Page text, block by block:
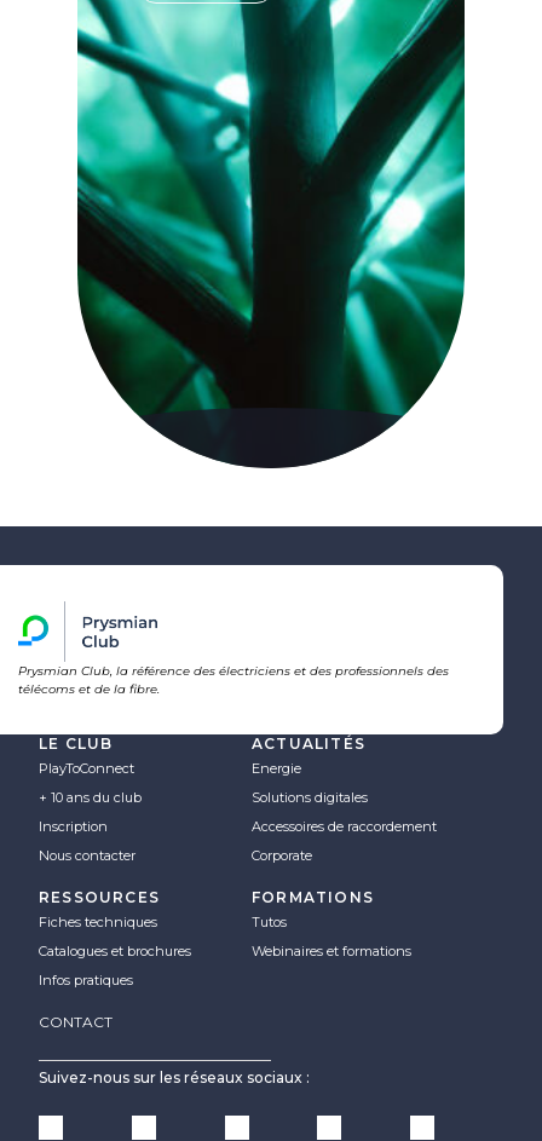
Prysmian Club, la référence des électriciens et des professionnels des
télécoms et de la fibre.
LE CLUB
PlayToConnect
+ 10 ans du club
Inscription
Nous contacter
ACTUALITÉS
Energie
Solutions digitales
Accessoires de raccordement
Corporate
RESSOURCES
Fiches techniques
Catalogues et brochures
Infos pratiques
FORMATIONS
Tutos
Webinaires et formations
CONTACT
Suivez-nous sur les réseaux sociaux :